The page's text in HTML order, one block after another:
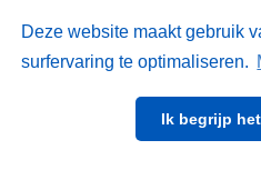
Deze website maakt gebruik
surfervaring te optimaliseren.
Ik begrijp